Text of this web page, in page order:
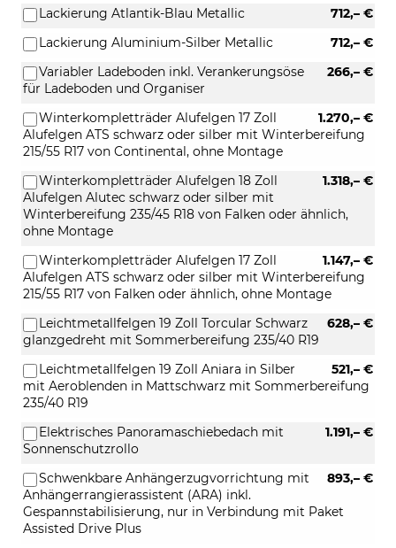
712,– €
Lackierung Atlantik-Blau Metallic
712,– €
Lackierung Aluminium-Silber Metallic
266,– €
Variabler Ladeboden inkl. Verankerungsöse
für Ladeboden und Organiser
1.270,– €
Winterkompletträder Alufelgen 17 Zoll
Alufelgen ATS schwarz oder silber mit Winterbereifung
215/55 R17 von Continental, ohne Montage
1.318,– €
Winterkompletträder Alufelgen 18 Zoll
Alufelgen Alutec schwarz oder silber mit
Winterbereifung 235/45 R18 von Falken oder ähnlich,
ohne Montage
1.147,– €
Winterkompletträder Alufelgen 17 Zoll
Alufelgen ATS schwarz oder silber mit Winterbereifung
215/55 R17 von Falken oder ähnlich, ohne Montage
628,– €
Leichtmetallfelgen 19 Zoll Torcular Schwarz
glanzgedreht mit Sommerbereifung 235/40 R19
521,– €
Leichtmetallfelgen 19 Zoll Aniara in Silber
mit Aeroblenden in Mattschwarz mit Sommerbereifung
235/40 R19
1.191,– €
Elektrisches Panoramaschiebedach mit
Sonnenschutzrollo
893,– €
Schwenkbare Anhängerzugvorrichtung mit
Anhängerrangierassistent (ARA) inkl.
Gespannstabilisierung, nur in Verbindung mit Paket
Assisted Drive Plus